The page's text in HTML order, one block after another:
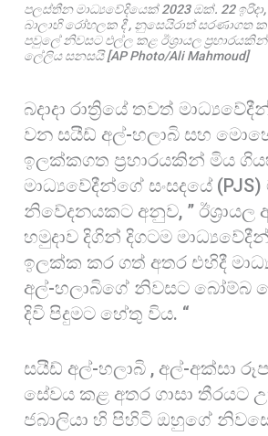
පලස්තීන මාධ්‍යවේදියෙක් 2023 ඔක්. 22
බාලාහි රෝහලක දී , නුසෙයිරාත් සරණාගත
පවුලේ නිවසට එල්ල කළ ඊශ්‍රායල
ලේලිය සනසයි [AP Photo/Ali Mahmoud]
බදාදා රාත්‍රියේ තවත්
වන සයීඩ් අල්-හලාබි සහ
ඉලක්කගත ප්‍රහාරයකින් මිය
මාධ්‍යවේදීන්ගේ සංසදයේ (PJS)
නිවේදනයකට අනුව, ”
හමුදාව දිගින් දිගටම
ඉලක්ක කර ගත් අතර එහිදී
අල්-හලාබිගේ නිවසට බෝම්බ
දිවි පිදුමට හේතු විය. “
සයීඩ් අල්-හලාබි , අල්-අක්සා
සේවය කළ අතර ගාසා තීරයට
ජබාලියා හි පිහිටි ඔහුගේ